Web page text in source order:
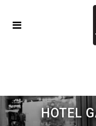
HOTEL